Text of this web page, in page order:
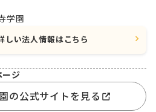
学園
しい法人情報はこちら
ージ
の公式サイトを見る